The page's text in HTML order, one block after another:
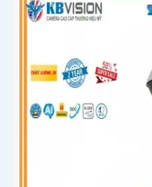
Starlight tiên tiến, có khả
trường thiếu ánh sáng. Với độ